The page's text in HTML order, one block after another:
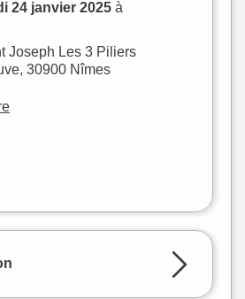
24 janvier 2025 à
Joseph Les 3 Piliers
30900 Nîmes